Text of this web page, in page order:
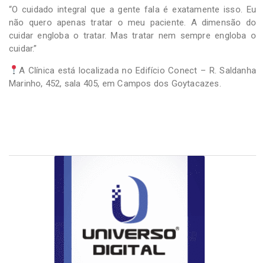
“O cuidado integral que a gente fala é exatamente isso. Eu
não quero apenas tratar o meu paciente. A dimensão do
cuidar engloba o tratar. Mas tratar nem sempre engloba o
cuidar.”
A Clínica está localizada no Edifício Conect – R. Saldanha
Marinho, 452, sala 405, em Campos dos Goytacazes.